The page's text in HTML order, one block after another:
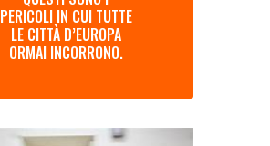
PERICOLI IN CUI TUTTE
LE CITTÀ D’EUROPA
ORMAI INCORRONO.